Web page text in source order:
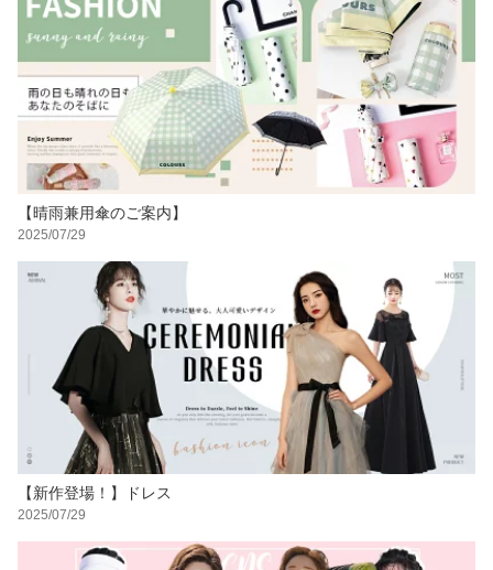
【晴雨兼用傘のご案内】
2025/07/29
【新作登場！】ドレス
2025/07/29